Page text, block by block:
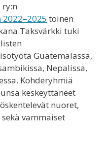
ry:n
toinen
Taksvärkki tuki
Guatemalassa,
Nepalissa,
Kohderyhmiä
keskeyttäneet
nuoret,
vammaiset